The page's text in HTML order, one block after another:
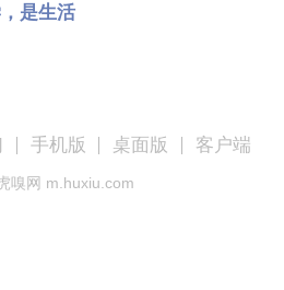
是生活
手机版 桌面版 客户端
嗅网 m.huxiu.com